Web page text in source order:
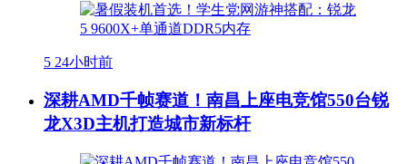
5 24小时前
深耕AMD千帧赛道！南昌上座电竞馆550台锐
龙X3D主机打造城市新标杆